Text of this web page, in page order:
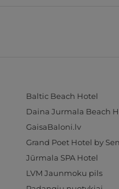
Baltic Beach Hotel
GaisaBaloni.lv
Grand Poet Hotel by
Jūrmala SPA Hotel
LVM Jaunmoku pils